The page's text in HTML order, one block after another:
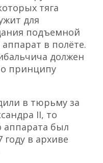
тяга
для
подъемной
в полёте.
должен
принципу
в тюрьму за
II, то
аппарата был
году в архиве